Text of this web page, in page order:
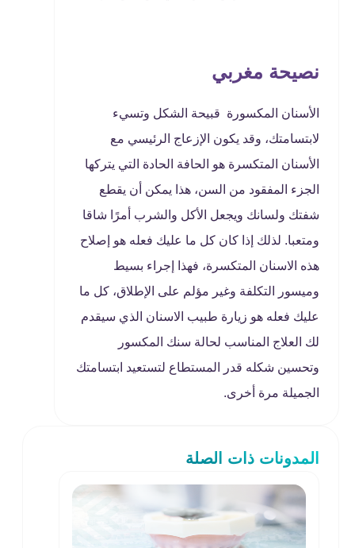
نصيحة مغربي
الأسنان المكسورة قبيحة الشكل وتسيء
لابتسامتك، وقد يكون الإزعاج الرئيسي مع
الأسنان المتكسرة هو الحافة الحادة التي يتركها
الجزء المفقود من السن، هذا يمكن أن يقطع
شفتك ولسانك ويجعل الأكل والشرب أمرًا شاقا
ومتعبا. لذلك إذا كان كل ما عليك فعله هو إصلاح
هذه الاسنان المتكسرة، فهذا إجراء بسيط
وميسور التكلفة وغير مؤلم على الإطلاق، كل ما
عليك فعله هو زيارة طبيب الاسنان الذي سيقدم
لك العلاج المناسب لحالة سنك المكسور
وتحسين شكله قدر المستطاع لتستعيد ابتسامتك
الجميلة مرة أخرى.
المدونات ذات الصلة